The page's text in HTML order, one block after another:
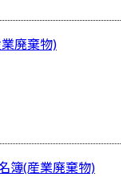
廃棄物)
簿(産業廃棄物)